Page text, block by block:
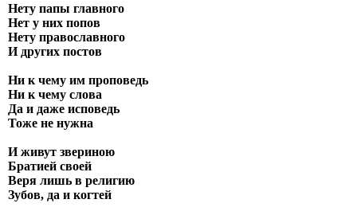
Нету папы главного
Нет у них попов
Нету православного
И других постов
Ни к чему им проповедь
Ни к чему слова
Да и даже исповедь
Тоже не нужна
И живут звериною
Братией своей
Веря лишь в религию
Зубов, да и когтей